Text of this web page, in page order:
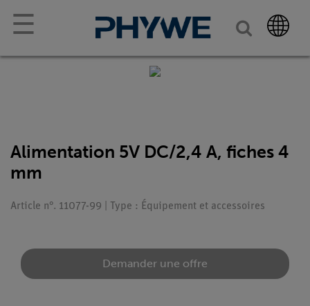
☰
Alimentation 5V DC/2,4 A, fiches 4
mm
Article n°. 11077-99 | Type : Équipement et accessoires
Demander une offre